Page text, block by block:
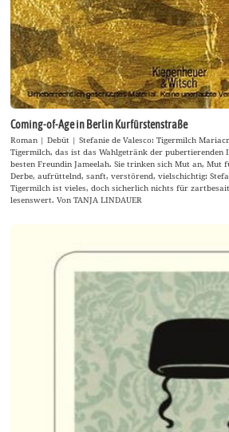
Coming-of-Age in Berlin Kurfürstenstraße
Roman | Debüt | Stefanie de Valesco: Tigermilch
Tigermilch, das ist das Wahlgetränk der
besten Freundin Jameelah. Sie trinken sich Mut an, Mut
Derbe, aufrüttelnd, sanft, verstörend, vielschichtig:
Tigermilch ist vieles, doch sicherlich nichts für
lesenswert. Von TANJA LINDAUER